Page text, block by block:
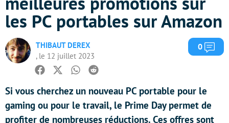
les PC portables sur Amazon
THIBAUT DEREX
, le 12 juillet 2023
0
Facebook
TwitterWhatsapp
Reddit
Si vous cherchez un nouveau PC portable pour le
gaming ou pour le travail, le Prime Day permet de
profiter de nombreuses réductions. Ces offres sont